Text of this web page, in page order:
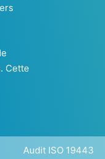
Cette
Audit ISO 19443